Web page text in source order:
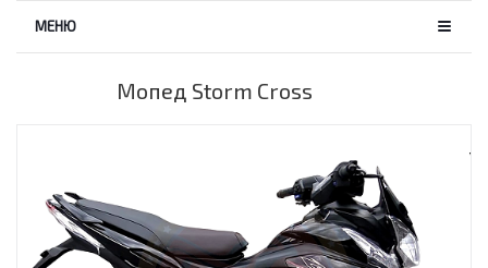
МЕНЮ
Мопед Storm Cross